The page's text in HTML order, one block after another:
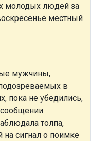
молодых людей за
местный
мужчины,
в
пока не убедились,
толпа,
сигнал о поимке